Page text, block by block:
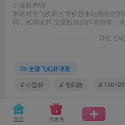
© 版权声明
本站对于飞机杯的评价是本站独自的
同，敬请谅解 文章版权归作者所有，
THE
全部飞机杯评测
# 小型杯
# 低刺激 #
喜欢就点点边上的小
首页 优惠券